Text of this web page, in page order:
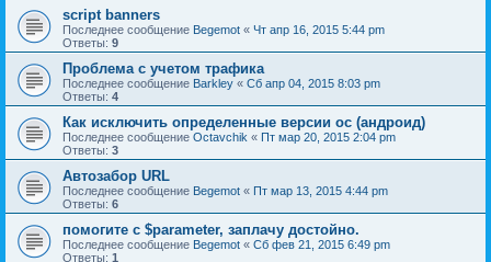
script banners
Последнее сообщение Begemot « Чт апр 16, 2015 5:44 pm
Ответы: 9
Проблема с учетом трафика
Последнее сообщение Barkley « Сб апр 04, 2015 8:03 pm
Ответы: 4
Как исключить определенные версии ос (андроид)
Последнее сообщение Octavchik « Пт мар 20, 2015 2:04 pm
Ответы: 3
Автозабор URL
Последнее сообщение Begemot « Пт мар 13, 2015 4:44 pm
Ответы: 6
помогите с $parameter, заплачу достойно.
Последнее сообщение Begemot « Сб фев 21, 2015 6:49 pm
Ответы: 1